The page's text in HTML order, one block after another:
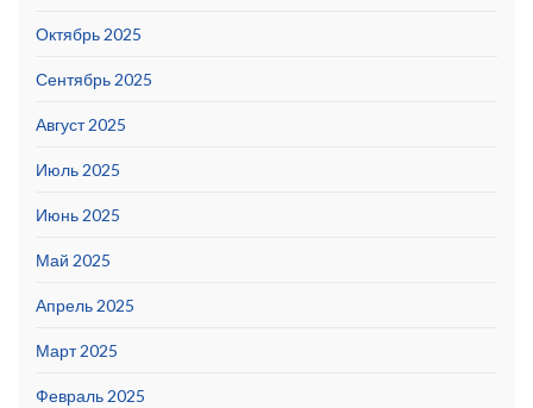
Октябрь 2025
Сентябрь 2025
Август 2025
Июль 2025
Июнь 2025
Май 2025
Апрель 2025
Март 2025
Февраль 2025